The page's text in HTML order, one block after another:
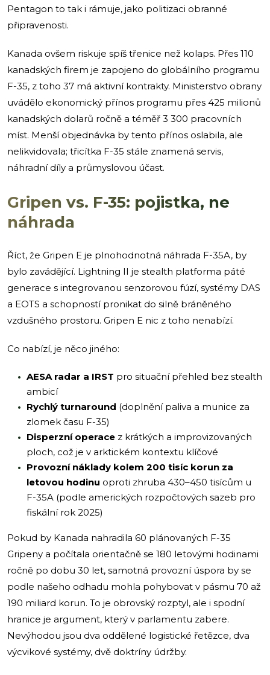
Pentagon to tak i rámuje, jako politizaci obranné
připravenosti.
Kanada ovšem riskuje spíš třenice než kolaps. Přes 110
kanadských firem je zapojeno do globálního programu
F-35, z toho 37 má aktivní kontrakty. Ministerstvo obrany
uvádělo ekonomický přínos programu přes 425 milionů
kanadských dolarů ročně a téměř 3 300 pracovních
míst. Menší objednávka by tento přínos oslabila, ale
nelikvidovala; třicítka F-35 stále znamená servis,
náhradní díly a průmyslovou účast.
Gripen vs. F-35: pojistka, ne
náhrada
Říct, že Gripen E je plnohodnotná náhrada F-35A, by
bylo zavádějící. Lightning II je stealth platforma páté
generace s integrovanou senzorovou fúzí, systémy DAS
a EOTS a schopností pronikat do silně bráněného
vzdušného prostoru. Gripen E nic z toho nenabízí.
Co nabízí, je něco jiného:
AESA radar a IRST pro situační přehled bez stealth
ambicí
Rychlý turnaround (doplnění paliva a munice za
zlomek času F-35)
Disperzní operace z krátkých a improvizovaných
ploch, což je v arktickém kontextu klíčové
Provozní náklady kolem 200 tisíc korun za
letovou hodinu oproti zhruba 430–450 tisícům u
F-35A (podle amerických rozpočtových sazeb pro
fiskální rok 2025)
Pokud by Kanada nahradila 60 plánovaných F-35
Gripeny a počítala orientačně se 180 letovými hodinami
ročně po dobu 30 let, samotná provozní úspora by se
podle našeho odhadu mohla pohybovat v pásmu 70 až
190 miliard korun. To je obrovský rozptyl, ale i spodní
hranice je argument, který v parlamentu zabere.
Nevýhodou jsou dva oddělené logistické řetězce, dva
výcvikové systémy, dvě doktríny údržby.